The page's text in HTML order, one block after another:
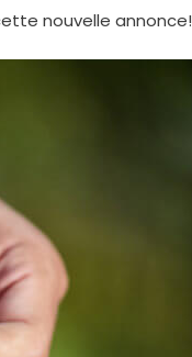
nouvelle annonce!